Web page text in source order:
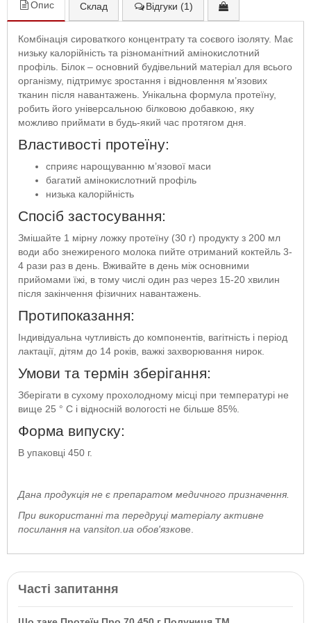
Опис Склад Відгуки (1)
Комбінація сироваткого концентрату та соєвого ізоляту. Має
низьку калорійність та різноманітний амінокислотний
профіль. Білок – основний будівельний матеріал для всього
організму, підтримує зростання і відновлення м’язових
тканин після навантажень. Унікальна формула протеїну,
робить його універсальною білковою добавкою, яку
можливо приймати в будь-який час протягом дня.
Властивості протеїну:
сприяє нарощуванню м’язової маси
багатий амінокислотний профіль
низька калорійність
Спосіб застосування:
Змішайте 1 мірну ложку протеїну (30 г) продукту з 200 мл
води або знежиреного молока пийте отриманий коктейль 3-
4 рази раз в день. Вживайте в день між основними
прийомами їжі, в тому числі один раз через 15-20 хвилин
після закінчення фізичних навантажень.
Протипоказання:
Індивідуальна чутливість до компонентів, вагітність і період
лактації, дітям до 14 років, важкі захворювання нирок.
Умови та термін зберігання:
Зберігати в сухому прохолодному місці при температурі не
вище 25 ° С і відносній вологості не більше 85%.
Форма випуску:
В упаковці 450 г.
Дана продукція не є препаратом медичного призначення.
При використанні та передруці матеріалу активне
посилання на vansiton.ua обов'язкове.
Часті запитання